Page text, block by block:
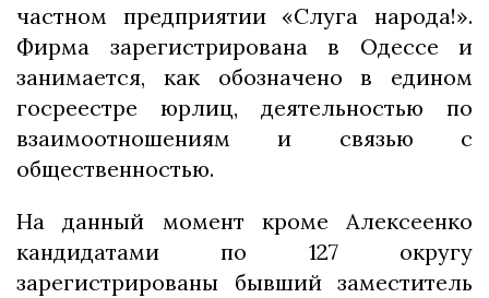
частном предприятии «Слуга народа!».
Фирма зарегистрирована в Одессе и
занимается, как обозначено в едином
госреестре юрлиц, деятельностью по
взаимоотношениям и связью с
общественностью.
На данный момент кроме Алексеенко
кандидатами по 127 округу
зарегистрированы бывший заместитель